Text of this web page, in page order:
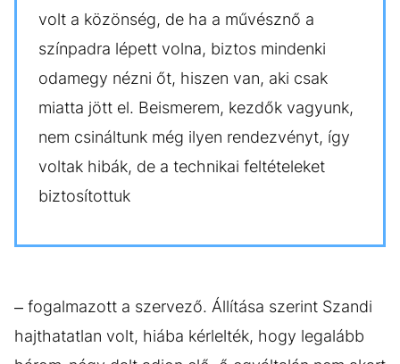
volt a közönség, de ha a művésznő a
színpadra lépett volna, biztos mindenki
odamegy nézni őt, hiszen van, aki csak
miatta jött el. Beismerem, kezdők vagyunk,
nem csináltunk még ilyen rendezvényt, így
voltak hibák, de a technikai feltételeket
biztosítottuk
– fogalmazott a szervező. Állítása szerint Szandi
hajthatatlan volt, hiába kérlelték, hogy legalább